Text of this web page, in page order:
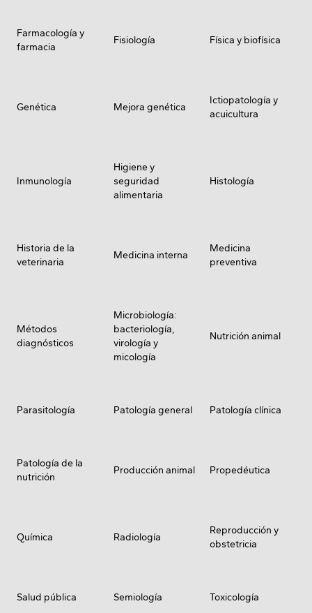
Farmacología y
farmacia
Fisiología Física y biofísica
Genética Mejora genética
Ictiopatología y
acuicultura
Inmunología
Higiene y
seguridad
alimentaria
Histología
Historia de la
veterinaria
Medicina interna
Medicina
preventiva
Métodos
diagnósticos
Microbiología:
bacteriología,
virología y
micología
Nutrición animal
Parasitología Patología general Patología clínica
Patología de la
nutrición
Producción animal Propedéutica
Química Radiología
Reproducción y
obstetricia
Salud pública Semiología Toxicología